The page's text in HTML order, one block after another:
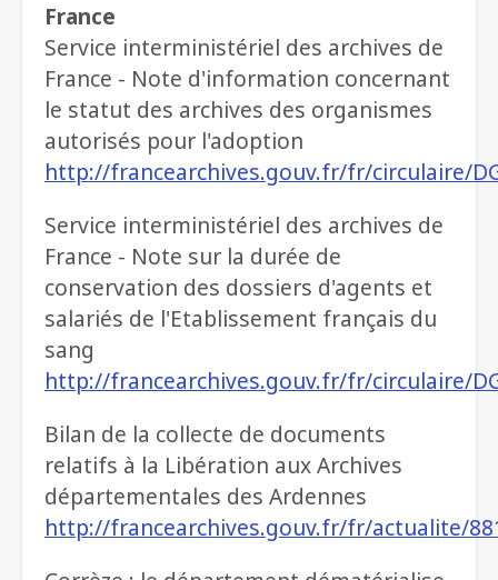
France
Service interministériel des archives de
France - Note d'information concernant
le statut des archives des organismes
autorisés pour l'adoption
http://francearchives.gouv.fr/fr/circulaire/
Service interministériel des archives de
France - Note sur la durée de
conservation des dossiers d'agents et
salariés de l'Etablissement français du
sang
http://francearchives.gouv.fr/fr/circulaire/
Bilan de la collecte de documents
relatifs à la Libération aux Archives
départementales des Ardennes
http://francearchives.gouv.fr/fr/actualite/